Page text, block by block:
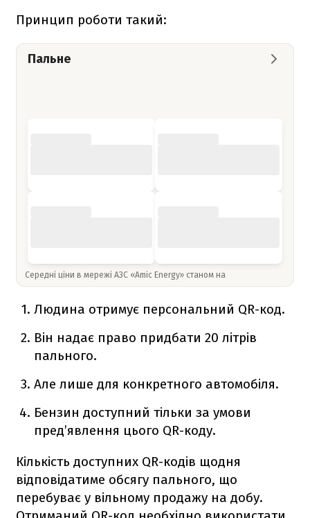
Принцип роботи такий:
Пальне
Середні ціни в мережі АЗС «Amic Energy» станом на
Людина отримує персональний QR-код.
Він надає право придбати 20 літрів
пального.
Але лише для конкретного автомобіля.
Бензин доступний тільки за умови
пред’явлення цього QR-коду.
Кількість доступних QR-кодів щодня
відповідатиме обсягу пального, що
перебуває у вільному продажу на добу.